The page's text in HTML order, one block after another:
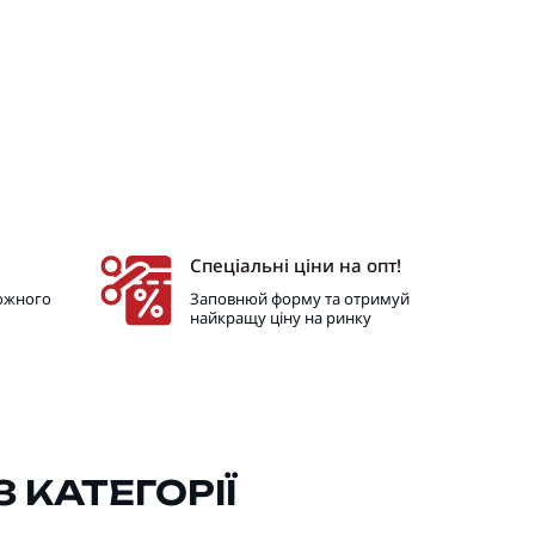
Спеціальні ціни на опт!
Заповнюй форму та отримуй
найкращу ціну на ринку